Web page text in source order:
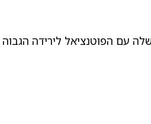
עם הפוטנציאל לירידה הגבוה